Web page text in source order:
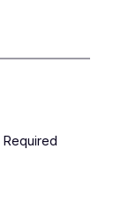
Required